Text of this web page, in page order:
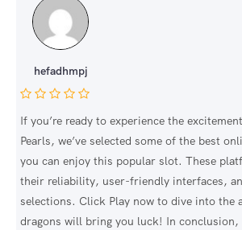
hefadhmpj
If you’re ready to experience the
Pearls, we’ve selected some of the best
you can enjoy this popular slot. These
their reliability, user-friendly interfaces,
selections. Click Play now to dive into the
dragons will bring you luck! In conclusion,